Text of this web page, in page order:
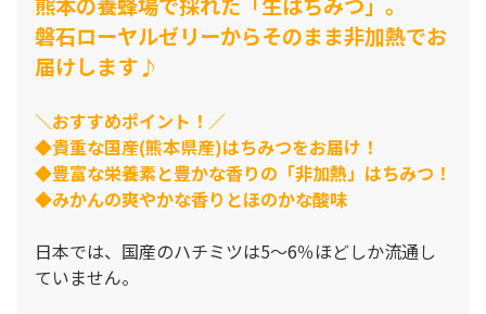
磐石ローヤルゼリーからそのまま非加熱でお
届けします♪
＼おすすめポイント！／
◆貴重な国産(熊本県産)はちみつをお届け！
◆豊富な栄養素と豊かな香りの「非加熱」はちみつ！
◆みかんの爽やかな香りとほのかな酸味
日本では、国産のハチミツは5～6％ほどしか流通し
ていません。